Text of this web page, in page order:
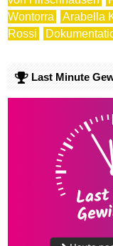
Wontorra
Arabella
Rossi
Last Minute